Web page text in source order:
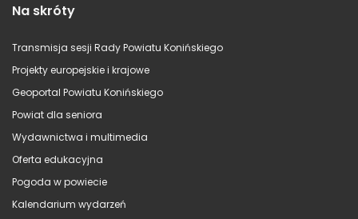
Na skróty
Transmisja sesji Rady Powiatu Konińskiego
Projekty europejskie i krajowe
Geoportal Powiatu Konińskiego
Powiat dla seniora
Wydawnictwa i multimedia
Oferta edukacyjna
Pogoda w powiecie
Kalendarium wydarzeń